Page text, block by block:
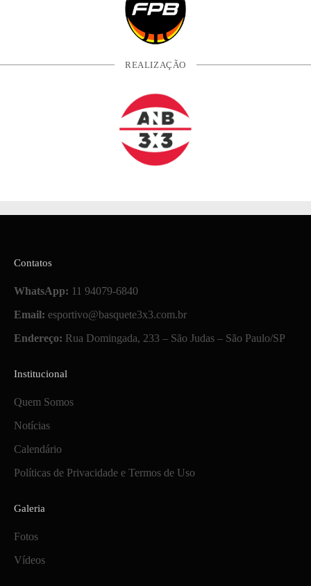
REALIZAÇÃO
Contatos
WhatsApp: 11 94079-6840
Email: esportivo@basquete3x3.com.br
Endereço: Rua Domingada, 233 – São Judas – São Paulo/SP
Institucional
Quem Somos
Notícias
Calendário
Políticas de Privacidade e Termos de Uso
Galeria
Fotos
Vídeos